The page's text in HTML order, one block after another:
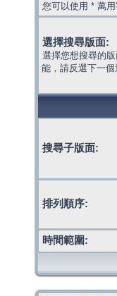
您可以使用 * 萬用
選擇搜尋版面:
選擇您想搜尋的
能，請反選下一個
搜尋子版面:
排列順序:
時間範圍: